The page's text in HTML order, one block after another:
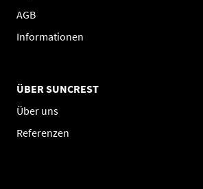
Hersteller
AGB
Informationen
ÜBER SUNCREST
Über uns
Referenzen